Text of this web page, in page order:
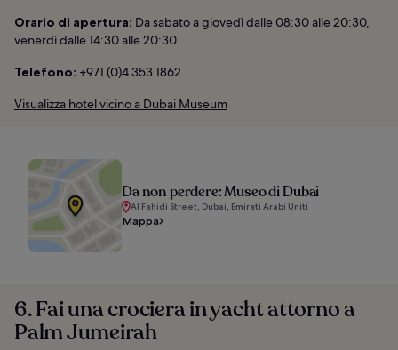
Orario di apertura: Da sabato a giovedì dalle 08:30 alle 20:30,
venerdì dalle 14:30 alle 20:30
Telefono: +971 (0)4 353 1862
Visualizza hotel vicino a Dubai Museum
Da non perdere: Museo di Dubai
Al Fahidi Street, Dubai, Emirati Arabi Uniti
Mappa
6. Fai una crociera in yacht attorno a
Palm Jumeirah